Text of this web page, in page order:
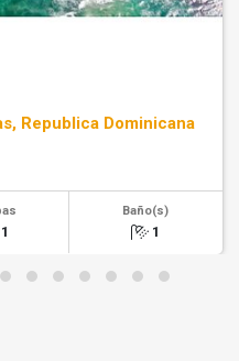
Republica Dominicana
1
Baño(s)
1